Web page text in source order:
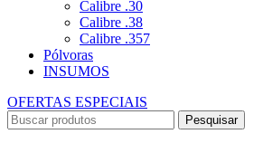
Calibre .30
Calibre .38
Calibre .357
Pólvoras
INSUMOS
OFERTAS ESPECIAIS
Pesquisar